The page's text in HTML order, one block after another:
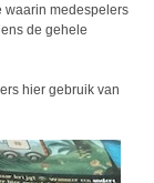
waarin medespelers
de gehele
hier gebruik van